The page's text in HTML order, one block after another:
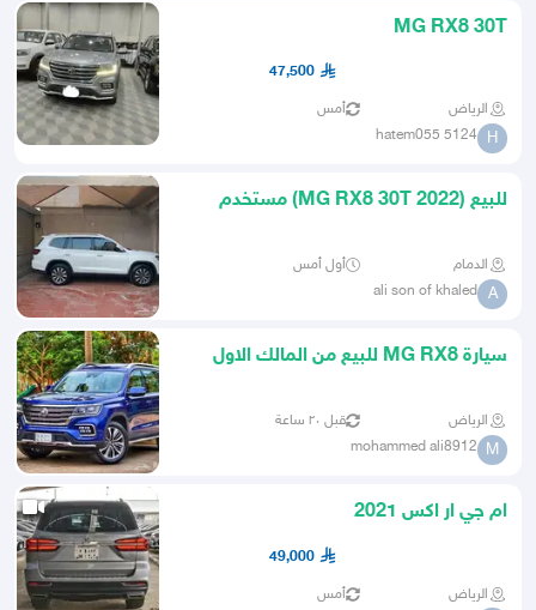
MG RX8 30T
47,500
الرياض أمس
H
hatem055 5124
للبيع (MG RX8 30T 2022) مستخدم
الدمام أول أمس
A
ali son of khaled
سيارة MG RX8 للبيع من المالك الاول
الرياض قبل ٢٠ ساعة
M
mohammed ali8912
ام جي ار اكس 2021
49,000
الرياض أمس